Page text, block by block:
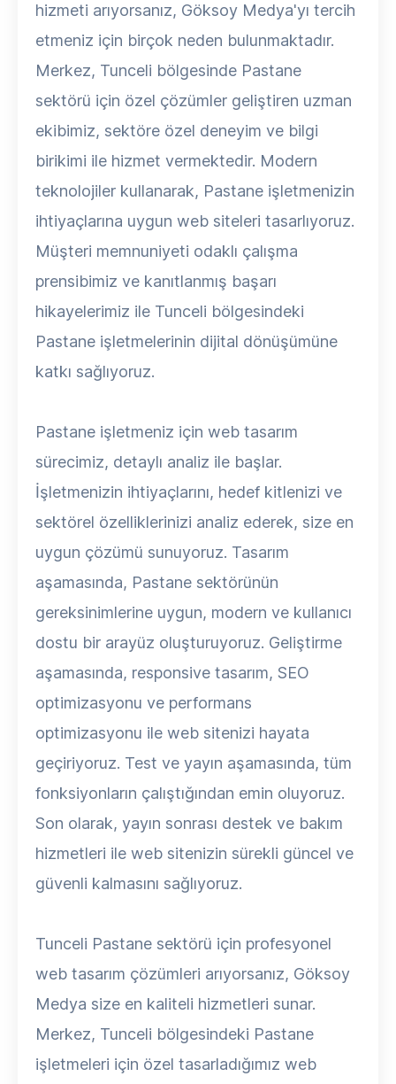
hizmeti arıyorsanız, Göksoy Medya'yı tercih
etmeniz için birçok neden bulunmaktadır.
Merkez, Tunceli bölgesinde Pastane
sektörü için özel çözümler geliştiren uzman
ekibimiz, sektöre özel deneyim ve bilgi
birikimi ile hizmet vermektedir. Modern
teknolojiler kullanarak, Pastane işletmenizin
ihtiyaçlarına uygun web siteleri tasarlıyoruz.
Müşteri memnuniyeti odaklı çalışma
prensibimiz ve kanıtlanmış başarı
hikayelerimiz ile Tunceli bölgesindeki
Pastane işletmelerinin dijital dönüşümüne
katkı sağlıyoruz.
Pastane işletmeniz için web tasarım
sürecimiz, detaylı analiz ile başlar.
İşletmenizin ihtiyaçlarını, hedef kitlenizi ve
sektörel özelliklerinizi analiz ederek, size en
uygun çözümü sunuyoruz. Tasarım
aşamasında, Pastane sektörünün
gereksinimlerine uygun, modern ve kullanıcı
dostu bir arayüz oluşturuyoruz. Geliştirme
aşamasında, responsive tasarım, SEO
optimizasyonu ve performans
optimizasyonu ile web sitenizi hayata
geçiriyoruz. Test ve yayın aşamasında, tüm
fonksiyonların çalıştığından emin oluyoruz.
Son olarak, yayın sonrası destek ve bakım
hizmetleri ile web sitenizin sürekli güncel ve
güvenli kalmasını sağlıyoruz.
Tunceli Pastane sektörü için profesyonel
web tasarım çözümleri arıyorsanız, Göksoy
Medya size en kaliteli hizmetleri sunar.
Merkez, Tunceli bölgesindeki Pastane
işletmeleri için özel tasarladığımız web